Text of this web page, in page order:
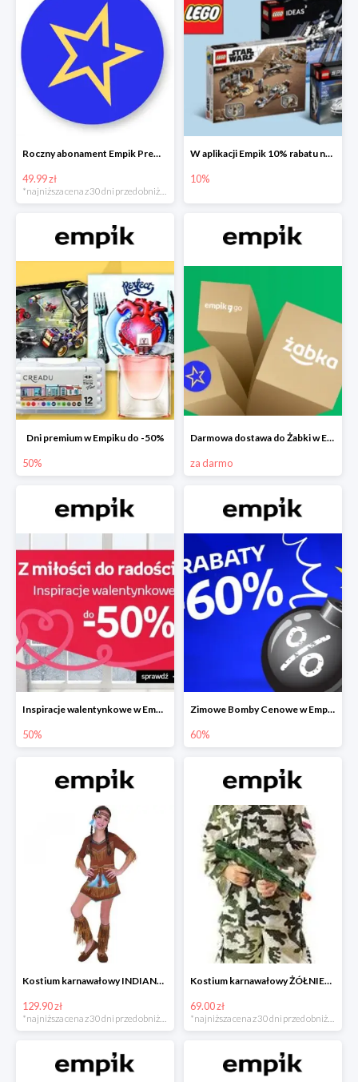
Roczny abonament Empik Premium w super cenie
49.99 zł
*najniższa cena z 30 dni przed obniżką
W aplikacji Empik 10% rabatu na klocki LEGO
10%
Dni premium w Empiku do -50%
50%
Darmowa dostawa do Żabki w Empiku
za darmo
Inspiracje walentynkowe w Empiku do -50%
50%
Zimowe Bomby Cenowe w Empiku do -60%
60%
Kostium karnawałowy INDIANKA
129.90 zł
*najniższa cena z 30 dni przed obniżką
Kostium karnawałowy ŻÓŁNIERZ
69.00 zł
*najniższa cena z 30 dni przed obniżką